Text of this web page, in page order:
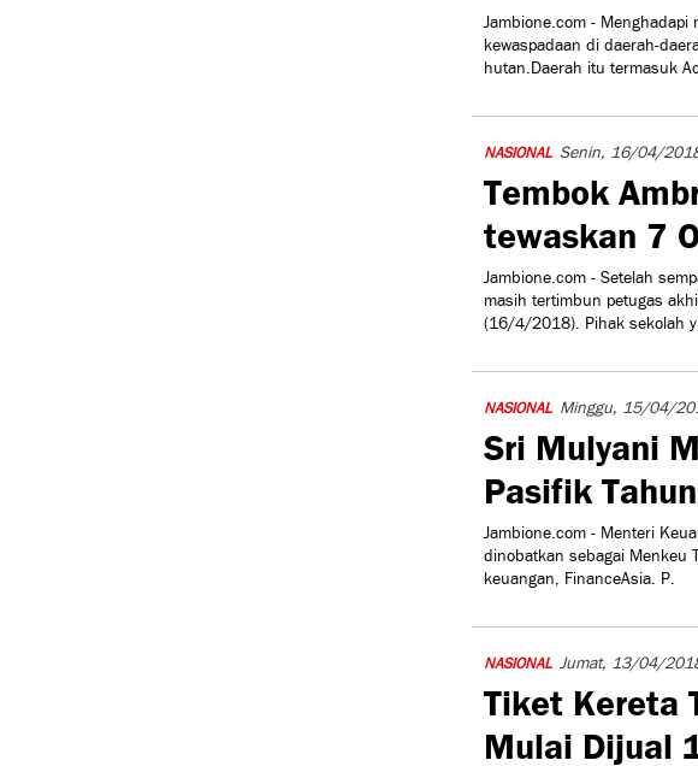
Jambione.com -
kewaspadaan di daerah-
hutan.Daerah itu termasuk
NASIONAL Senin, 16/04/
Tembok
tewaskan 7
Jambione.com - Setelah
masih tertimbun petugas
(16/4/2018). Pihak sekolah
NASIONAL Minggu, 15/04/
Sri Mulyani
Pasifik
Jambione.com - Menteri
dinobatkan sebagai Menkeu
keuangan, FinanceAsia. P.
NASIONAL Jumat, 13/04/
Tiket Kereta
Mulai Dijual